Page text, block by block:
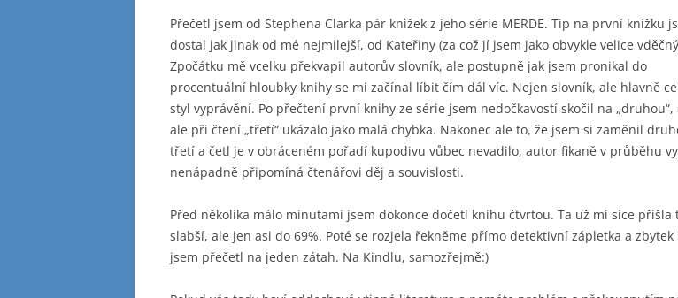
Přečetl jsem od Stephena Clarka pár knížek z jeho série MERDE. Tip na první knížku
dostal jak jinak od mé nejmilejší, od Kateřiny (za což jí jsem jako obvykle velice
Zpočátku mě vcelku překvapil autorův slovník, ale postupně jak jsem pronikal do
procentuální hloubky knihy se mi začínal líbit čím dál víc. Nejen slovník, ale hlavně
styl vyprávění. Po přečtení první knihy ze série jsem nedočkavostí skočil na „druhou“,
ale při čtení „třetí“ ukázalo jako malá chybka. Nakonec ale to, že jsem si zaměnil
třetí a četl je v obráceném pořadí kupodivu vůbec nevadilo, autor fikaně v průběhu
nenápadně připomíná čtenářovi děj a souvislosti.
Před několika málo minutami jsem dokonce dočetl knihu čtvrtou. Ta už mi sice přišla
slabší, ale jen asi do 69%. Poté se rozjela řekněme přímo detektivní zápletka a zbytek
jsem přečetl na jeden zátah. Na Kindlu, samozřejmě:)